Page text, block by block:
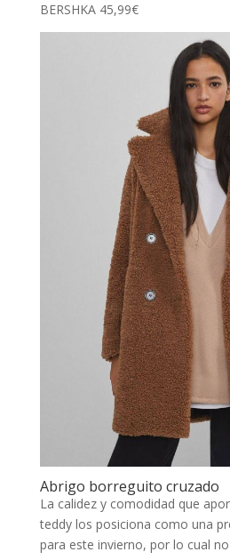
BERSHKA 45,99€
Abrigo borreguito cruzado
La calidez y comodidad que
teddy los posiciona como una
para este invierno, por lo cual